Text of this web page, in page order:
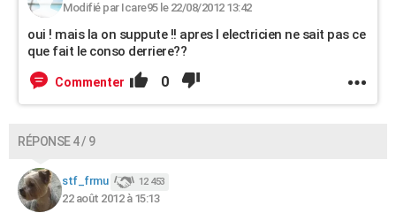
Modifié par Icare95 le 22/08/2012 13:42
oui ! mais la on suppute !! apres l electricien ne sait pas ce
que fait le conso derriere??
Commenter 0
RÉPONSE 4 / 9
stf_frmu 12 453
22 août 2012 à 15:13